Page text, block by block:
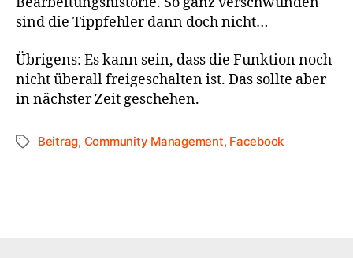
sind die Tippfehler dann doch nicht…
Übrigens: Es kann sein, dass die Funktion noch
nicht überall freigeschalten ist. Das sollte aber
in nächster Zeit geschehen.
Beitrag, Community Management, Facebook